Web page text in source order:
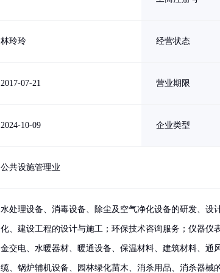
林玲玲 经营状态
2017-07-21 营业期限
2024-10-09 企业类型
公共设施管理业
水处理设备、消毒设备、除尘及空气净化设备的研发、设
化、建设工程的设计与施工；环保技术咨询服务；仪器仪
金交电、水暖器材、暖通设备、保温材料、建筑材料、通
缆、锅炉辅机设备、园林绿化苗木、消杀用品、消杀器械